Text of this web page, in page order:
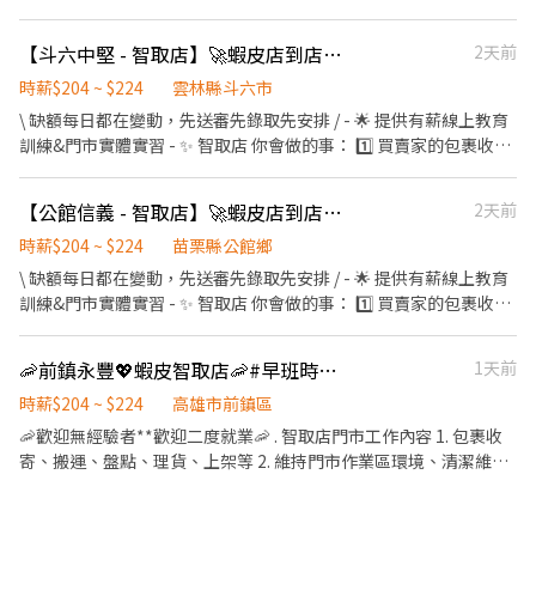
發薪日為隔月15號 ▶只能薪轉本人帳戶，無法領現 ▶提供完整線上
或實體教育訓練及實體店面實習考核，皆有計薪 . 休假制度 排休制
(依照門市與個人可配合時段) . 以下需跑的店點 主要門市🔽 仁武永
仁 - 智取店 高雄市仁武區永仁街209號1樓 跑點門市🔽 仁武八德 - 智
取店 高雄市仁武區八德一路328號1樓 仁武八德二 - 智取店 高雄市
仁武區八德西路2295號1、2、3、4樓 仁武八卦寮 - 智取店 高雄市
仁武區八德西路1526號1樓 仁武霞海 - 智取店 高雄市仁武區霞海路
($244)✨ （詳細上班時間如下） ＝＝＝＝＝＝＝＝＝＝＝＝＝＝＝
＝＝＝＝ 早班時薪：07:00-12:00（可彈性調整"上班時間"最晚從
08:30開始，預計排班3-5小時） 晚班時薪：17:30-22:30 夜班時
薪：23:30-03:30 (一週排班約3～4天)
【斗六中堅 - 智取店】🚀蝦皮店到店 PT🍤｜有薪教育訓練 × 免輪班
2天前
時薪$204 ~ $224
雲林縣斗六市
\ 缺額每日都在變動，先送審先錄取先安排 / - 🌟 提供有薪線上教育
訓練&門市實體實習 - ✨ 智取店 你會做的事： 1️⃣ 買賣家的包裹收
適取貨環境 4️⃣ 必須有駕照及機車，支援10公里內門市跑點 5️⃣ 配合
主管指派工作內容並機動性協助 - 🧡早班時薪 $204 (基本時薪 $196
+ 智取店津貼 $8) . 🩶晚班時薪 $224 (基本時薪 $196 + 智取店晚班津
貼 $28) - 🔔 主管排班❗️一週 2～5天班 🔔 無法固定休六日，輪流畫休
作時間｜早班】 07:00-12:00 (由主管依照門市需求安排2-5小時) (可
彈性調整上班時間，最晚至8:30-13:30) - 【🕐 工作時間｜晚班】
｜無需任何費用｜快速安排 🌙 https://lin.ee/lJ1Nz7C ✅ 加入後請
傳送「職缺截圖」唷！
【公館信義 - 智取店】🚀蝦皮店到店 PT🍤｜有薪教育訓練 × 免輪班
2天前
時薪$204 ~ $224
苗栗縣公館鄉
\ 缺額每日都在變動，先送審先錄取先安排 / - 🌟 提供有薪線上教育
訓練&門市實體實習 - ✨ 智取店 你會做的事： 1️⃣ 買賣家的包裹收
適取貨環境 4️⃣ 必須有駕照及機車，支援10公里內門市跑點 5️⃣ 配合
主管指派工作內容並機動性協助 - 🧡早班時薪 $204 (基本時薪 $196
+ 智取店津貼 $8) . 🩶晚班時薪 $224 (基本時薪 $196 + 智取店晚班津
貼 $28) - 🔔 主管排班❗️一週 2～5天班 🔔 無法固定休六日，輪流畫休
🦐前鎮永豐💖蝦皮智取店🦐#早班時薪 #晚班時薪 #完整教育訓練
1天前
時薪$204 ~ $224
高雄市前鎮區
🦐歡迎無經驗者**歡迎二度就業🦐 . 智取店門市工作內容 1. 包裹收
寄、搬運、盤點、理貨、上架等 2. 維持門市作業區環境、清潔維護